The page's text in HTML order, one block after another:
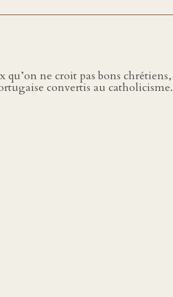
ne croit pas bons
convertis au catholicisme.